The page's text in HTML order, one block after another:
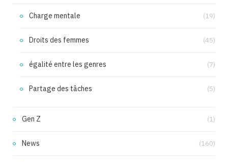
Charge mentale (19)
Droits des femmes (45)
égalité entre les genres (7)
Partage des tâches (5)
Gen Z (1)
News (160)